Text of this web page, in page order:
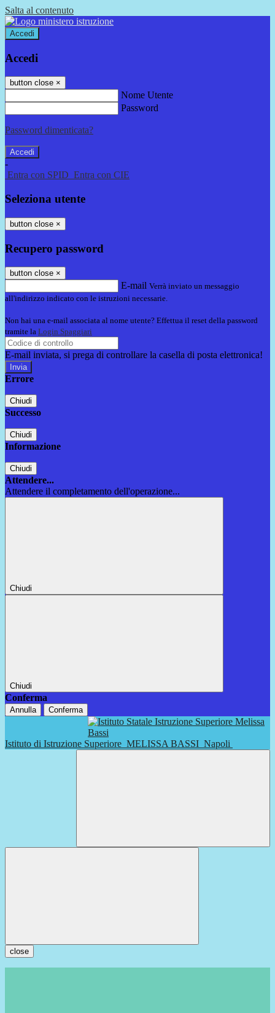
Salta al contenuto
Accedi
Accedi
button close ×
Nome Utente
Password
Password dimenticata?
-
Entra con SPID Entra con CIE
Seleziona utente
button close ×
Recupero password
button close ×
E-mail Verrà inviato un messaggio
all'indirizzo indicato con le istruzioni necessarie.
Non hai una e-mail associata al nome utente? Effettua il reset della password
tramite la Login Spaggiari
E-mail inviata, si prega di controllare la casella di posta elettronica!
Errore
Chiudi
Successo
Chiudi
Informazione
Chiudi
Attendere...
Attendere il completamento dell'operazione...
Chiudi
Chiudi
Conferma
Annulla Conferma
Istituto di Istruzione Superiore MELISSA BASSI Napoli
close